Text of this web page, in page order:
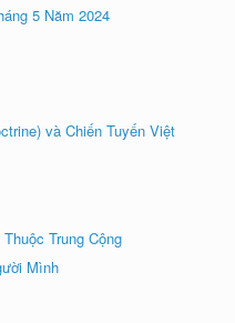
5 Năm 2024
và Chiến Tuyến Việt
Trung Cộng
Mình